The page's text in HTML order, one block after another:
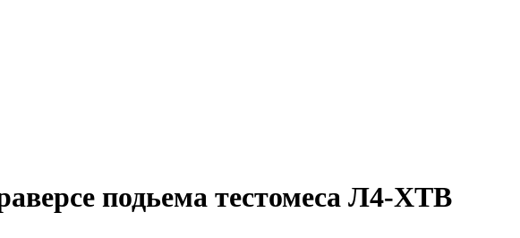
подьема тестомеса Л4-ХТВ